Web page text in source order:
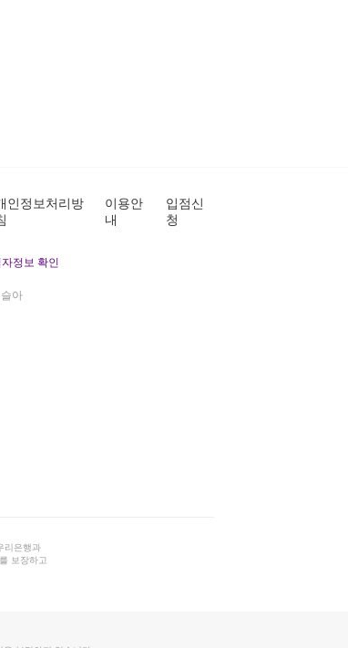
인정보처리방
이용안
내
입점신
청
정보 확인
아
리은행과
보장하고